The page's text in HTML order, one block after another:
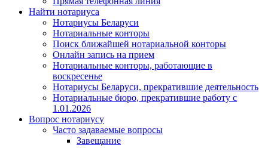
Найти нотариуса
Нотариусы Беларуси
Нотариальные конторы
Поиск ближайшей нотариальной конторы
Онлайн запись на прием
Нотариальные конторы, работающие в
воскресенье
Нотариусы Беларуси, прекратившие деятельность
Нотариальные бюро, прекратившие работу с
1.01.2026
Вопрос нотариусу
Часто задаваемые вопросы
Завещание